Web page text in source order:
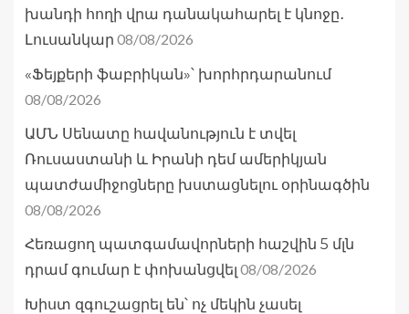
խանդի հողի վրա դանակահարել է կնոջը․
Լուսանկար 08/08/2026
«Ֆեյքերի ֆաբրիկան»՝ խորհրդարանում
08/08/2026
ԱՄՆ Սենատը հավանություն է տվել
Ռուսաստանի և Իրանի դեմ ամերիկյան
պատժամիջոցները խստացնելու օրինագծին
08/08/2026
Հեռացող պատգամավորների հաշվին 5 մլն
դրամ գումար է փոխանցվել 08/08/2026
Խիստ զգուշացրել են՝ ոչ մեկին չասել